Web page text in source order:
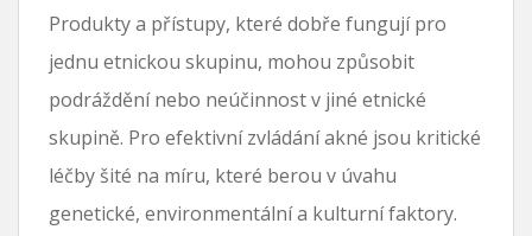
Produkty a přístupy, které dobře fungují pro
jednu etnickou skupinu, mohou způsobit
podráždění nebo neúčinnost v jiné etnické
skupině. Pro efektivní zvládání akné jsou kritické
léčby šité na míru, které berou v úvahu
genetické, environmentální a kulturní faktory.